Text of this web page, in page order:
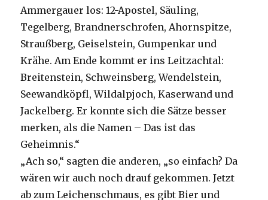
Ammergauer los: 12-Apostel, Säuling,
Tegelberg, Brandnerschrofen, Ahornspitze,
Straußberg, Geiselstein, Gumpenkar und
Krähe. Am Ende kommt er ins Leitzachtal:
Breitenstein, Schweinsberg, Wendelstein,
Seewandköpfl, Wildalpjoch, Kaserwand und
Jackelberg. Er konnte sich die Sätze besser
merken, als die Namen – Das ist das
Geheimnis.“
„Ach so,“ sagten die anderen, „so einfach? Da
wären wir auch noch drauf gekommen. Jetzt
ab zum Leichenschmaus, es gibt Bier und